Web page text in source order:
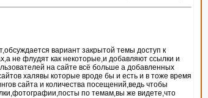
вариант закрытой темы доступ к
не флудят как некоторые,и добавляют ссылки и
на сайте всё больше а добавленных
халявы которые вроде бы и есть и в тоже время
сайта и количества посещений,ведь чтобы
по темам,вы же видете,что